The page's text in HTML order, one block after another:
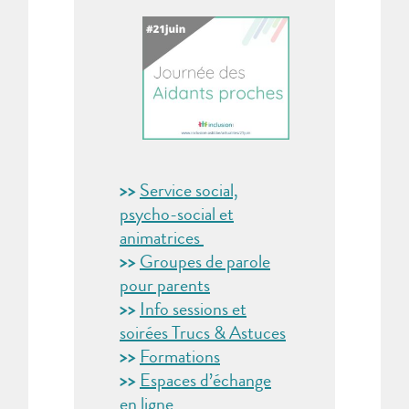
>> Service social,
psycho-social et
animatrices
>> Groupes de parole
pour parents
>> Info sessions et
soirées Trucs & Astuces
>> Formations
>> Espaces d’échange